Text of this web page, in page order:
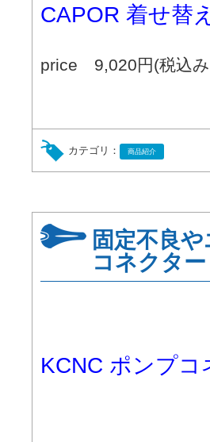
CAPOR 着せ
price 9,020円(税込
カテゴリ： 商品紹介
固定不良
コネクター
KCNC ポンプコ